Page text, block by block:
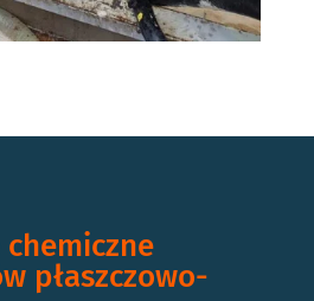
chemiczne
płaszczowo-